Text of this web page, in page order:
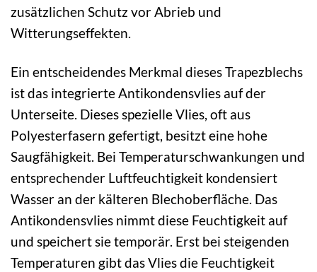
zusätzlichen Schutz vor Abrieb und
Witterungseffekten.
Ein entscheidendes Merkmal dieses Trapezblechs
ist das integrierte Antikondensvlies auf der
Unterseite. Dieses spezielle Vlies, oft aus
Polyesterfasern gefertigt, besitzt eine hohe
Saugfähigkeit. Bei Temperaturschwankungen und
entsprechender Luftfeuchtigkeit kondensiert
Wasser an der kälteren Blechoberfläche. Das
Antikondensvlies nimmt diese Feuchtigkeit auf
und speichert sie temporär. Erst bei steigenden
Temperaturen gibt das Vlies die Feuchtigkeit